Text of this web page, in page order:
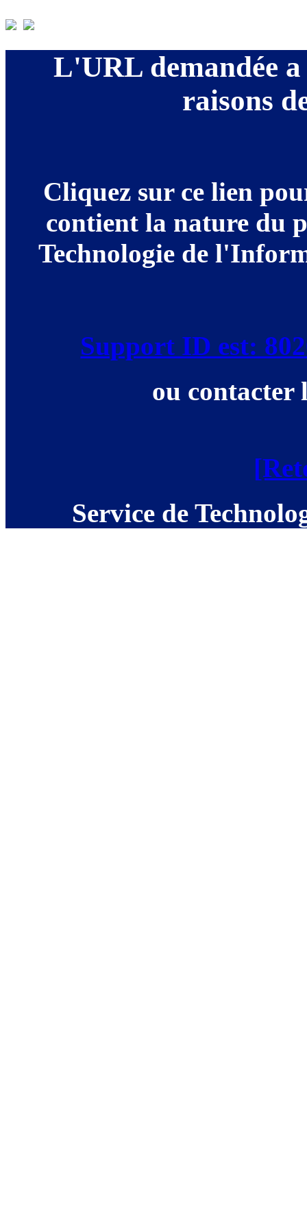
L'URL demandée a
raisons
Cliquez sur ce lien
contient la nature du
Technologie de
Support ID est:
ou contacter
Service de